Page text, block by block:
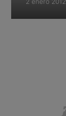
2 enero 2012